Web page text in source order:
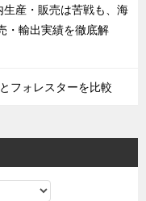
生産・販売は苦戦も、海
・輸出実績を徹底解
フォレスターを比較